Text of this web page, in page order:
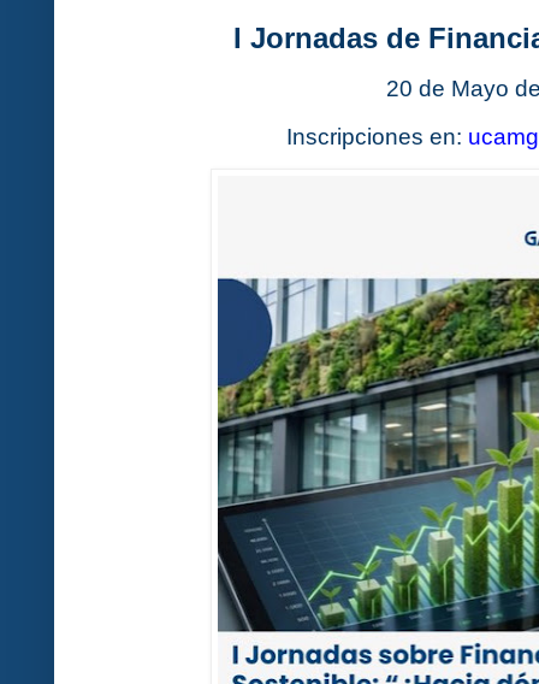
I Jornadas de
20 de Mayo
Inscripciones en: